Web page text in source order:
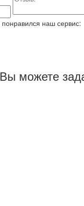
наш сервис:
можете